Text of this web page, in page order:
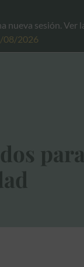
nueva sesión. Ver
08/2026